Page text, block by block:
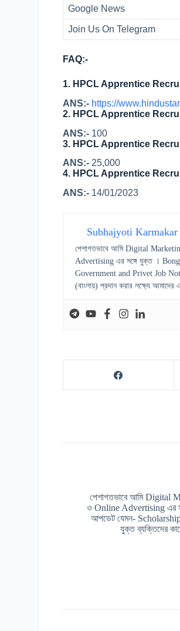
Google News
Join Us On Telegram
FAQ:-
1. HPCL Apprentice
ANS:- https://
2. HPCL Apprentice
ANS:- 100
3. HPCL Apprentice
ANS:- 25,000
4. HPCL Apprentice
ANS:- 14/01/2023
Subhajyoti Karmakar
পেশাগতভাবে আমি Digital
Advertising এর সঙ্গে যুক্ত ।
Government and Privet Job
(বাংলায়) প্রদান করার লক্ষ্যে আমাদের
পেশাগতভাবে আমি
ও Online Advertising এর
আপডেট যেমন-
যুক্ত ব্যক্তিদের